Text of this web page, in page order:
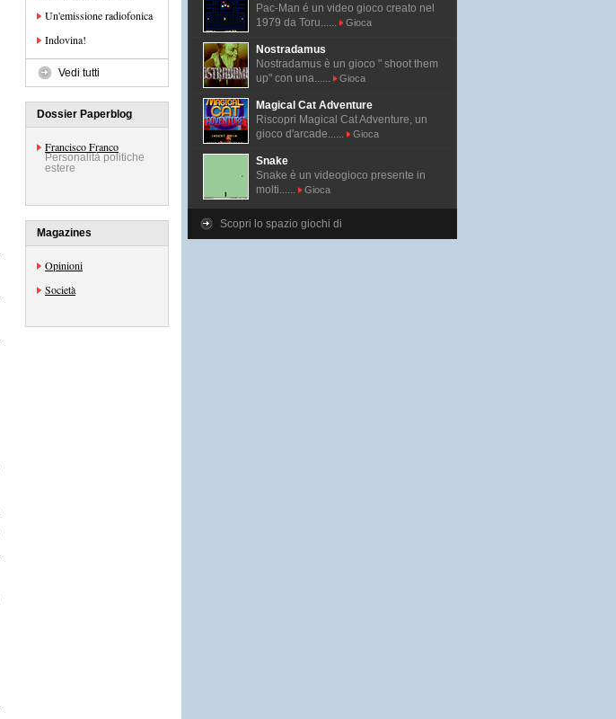
Un'emissione radiofonica
Indovina!
Vedi tutti
Dossier Paperblog
Francisco Franco
Personalità politiche
estere
Magazines
Opinioni
Società
Pac-Man é un video gioco creato nel
1979 da Toru......
Gioca
Nostradamus
Nostradamus è un gioco " shoot them
up" con una......
Gioca
Magical Cat Adventure
Riscopri Magical Cat Adventure, un
gioco d'arcade......
Gioca
Snake
Snake è un videogioco presente in
molti......
Gioca
Scopri lo spazio giochi di